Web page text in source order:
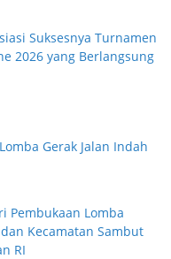
Suksesnya Turnamen
2026 yang Berlangsung
Gerak Jalan Indah
Pembukaan Lomba
Kecamatan Sambut
RI